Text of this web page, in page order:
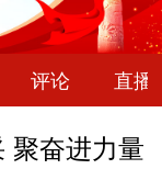
评论 直播
聚奋进力量